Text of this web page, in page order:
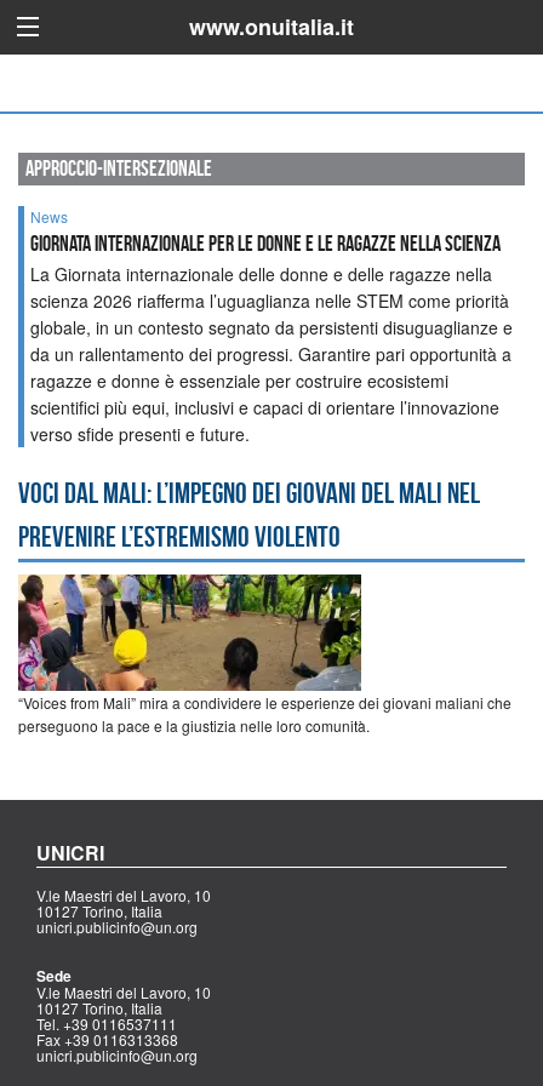
www.onuitalia.it
approccio-intersezionale
News
GIORNATA INTERNAZIONALE PER LE DONNE E LE RAGAZZE NELLA SCIENZA
La Giornata internazionale delle donne e delle ragazze nella
scienza 2026 riafferma l’uguaglianza nelle STEM come priorità
globale, in un contesto segnato da persistenti disuguaglianze e
da un rallentamento dei progressi. Garantire pari opportunità a
ragazze e donne è essenziale per costruire ecosistemi
scientifici più equi, inclusivi e capaci di orientare l’innovazione
verso sfide presenti e future.
Voci dal Mali: l’impegno dei giovani del Mali nel
prevenire l’estremismo violento
“Voices from Mali” mira a condividere le esperienze dei giovani maliani che
perseguono la pace e la giustizia nelle loro comunità.
UNICRI
V.le Maestri del Lavoro, 10
10127 Torino, Italia
unicri.publicinfo@un.org
Sede
V.le Maestri del Lavoro, 10
10127 Torino, Italia
Tel. +39 0116537111
Fax +39 0116313368
unicri.publicinfo@un.org